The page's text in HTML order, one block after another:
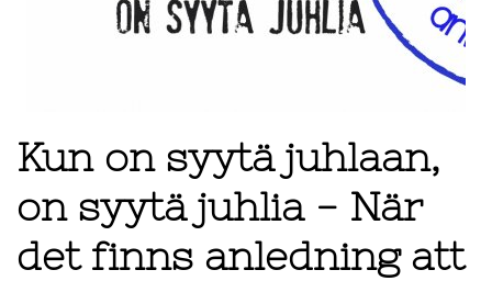
Kun on syytä juhlaan,
on syytä juhlia - När
det finns anledning att